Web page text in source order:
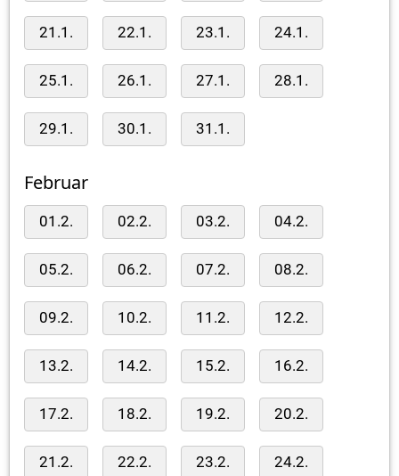
21.1. 22.1. 23.1. 24.1.
25.1. 26.1. 27.1. 28.1.
29.1. 30.1. 31.1.
Februar
01.2. 02.2. 03.2. 04.2.
05.2. 06.2. 07.2. 08.2.
09.2. 10.2. 11.2. 12.2.
13.2. 14.2. 15.2. 16.2.
17.2. 18.2. 19.2. 20.2.
21.2. 22.2. 23.2. 24.2.